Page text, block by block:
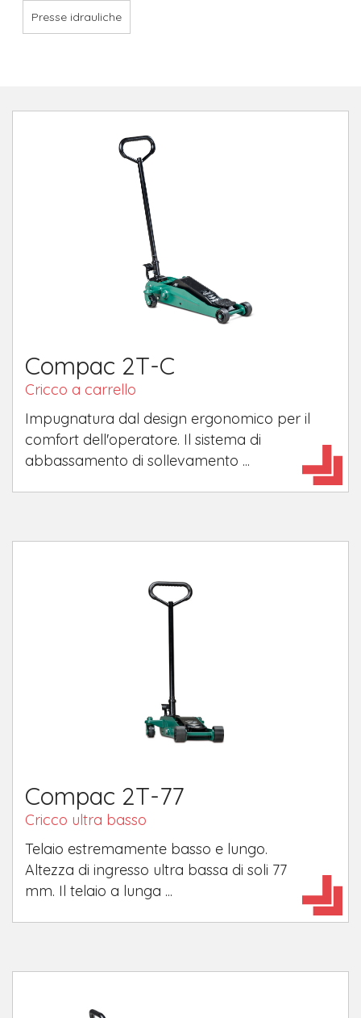
Presse idrauliche
Compac 2T-C
Cricco a carrello
Impugnatura dal design ergonomico per il
comfort dell'operatore. Il sistema di
abbassamento di sollevamento ...
Compac 2T-77
Cricco ultra basso
Telaio estremamente basso e lungo.
Altezza di ingresso ultra bassa di soli 77
mm. Il telaio a lunga ...